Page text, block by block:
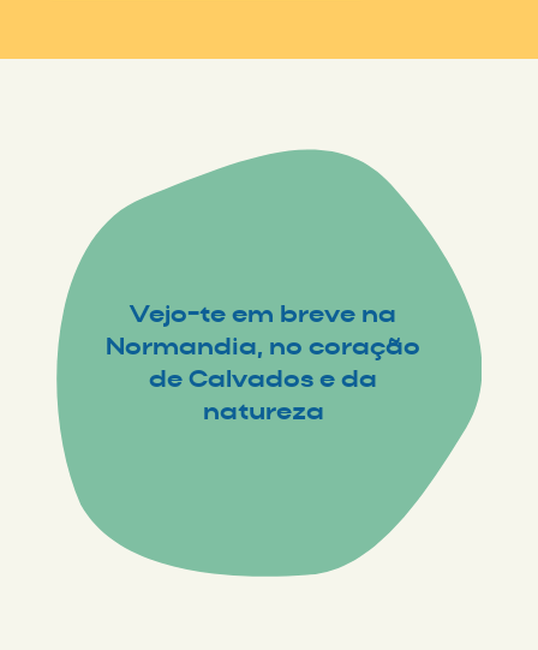
Vejo-te em breve na
Normandia, no coração
de Calvados e da
natureza